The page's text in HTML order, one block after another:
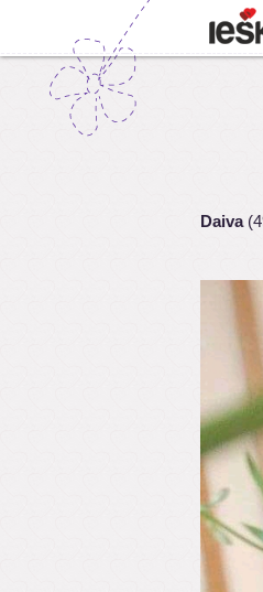
Daiva